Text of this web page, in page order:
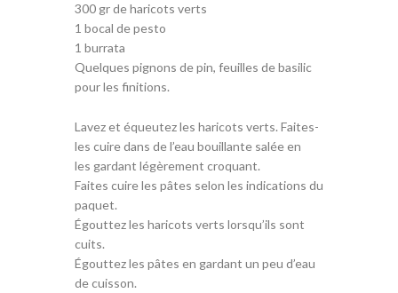
300 gr de haricots verts
1 bocal de pesto
1 burrata
Quelques pignons de pin, feuilles de basilic
pour les finitions.
Lavez et équeutez les haricots verts. Faites-
les cuire dans de l’eau bouillante salée en
les gardant légèrement croquant.
Faites cuire les pâtes selon les indications du
paquet.
Égouttez les haricots verts lorsqu’ils sont
cuits.
Égouttez les pâtes en gardant un peu d’eau
de cuisson.